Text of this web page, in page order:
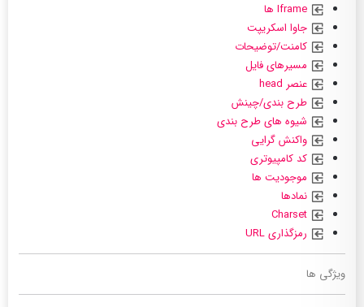
جاوا اسکریپت
کامنت/توضیحات
مسیرهای فایل
عنصر head
طرح بندی/چینش
شیوه های طرح بندی
واکنش گرایی
کد کامپیوتری
موجودیت ها
نمادها
رمزگذاری URL
ویژگی ها